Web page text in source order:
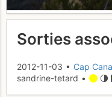
Sorties
2012-11-03 • Cap
sandrine-tetard •